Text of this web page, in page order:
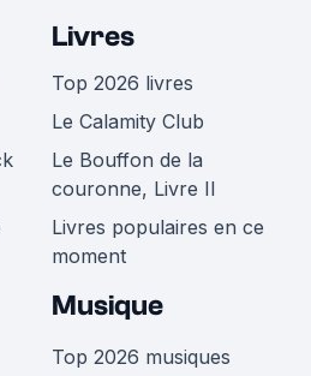
Livres
Top 2026 livres
Le Calamity Club
Le Bouffon de la
couronne, Livre II
Livres populaires en ce
moment
Musique
Top 2026 musiques